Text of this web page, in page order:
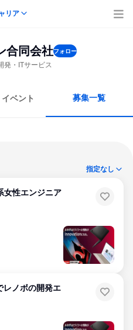
リア
合同会社フォロー
発・ITサービス
ベント 募集一覧
指定なし
女性エンジニア
レノボの開発エ